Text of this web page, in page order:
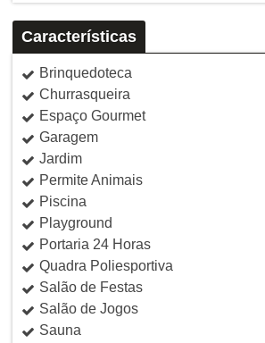
Características
Brinquedoteca
Churrasqueira
Espaço Gourmet
Garagem
Jardim
Permite Animais
Piscina
Playground
Portaria 24 Horas
Quadra Poliesportiva
Salão de Festas
Salão de Jogos
Sauna